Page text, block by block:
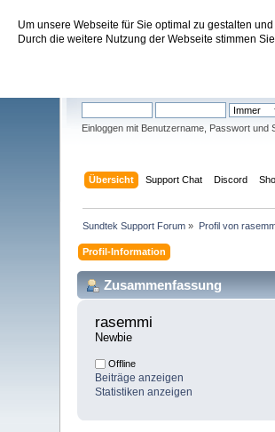
Um unsere Webseite für Sie optimal zu gestalten
Durch die weitere Nutzung der Webseite stimmen
Sundtek Support
Einloggen mit Benutzername, Passwort und
Übersicht Support Chat Discord
Sundtek Support Forum » Profil von
Profil-Information
Zusammenfassung
rasemmi
Newbie
Offline
Beiträge anzeigen
Statistiken anzeigen